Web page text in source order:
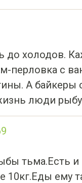
до холодов.
перловка с
А байкеры
люди рыбу
тьма.Есть
10кг.Еды ему